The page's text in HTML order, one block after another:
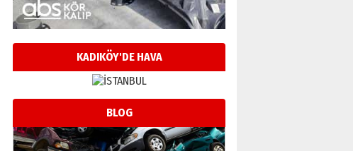
KADIKÖY'DE HAVA
BLOG